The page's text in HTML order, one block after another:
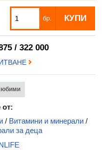
бр. КУПИ
/ 322 000
/ Витамини и минерали/
за деца